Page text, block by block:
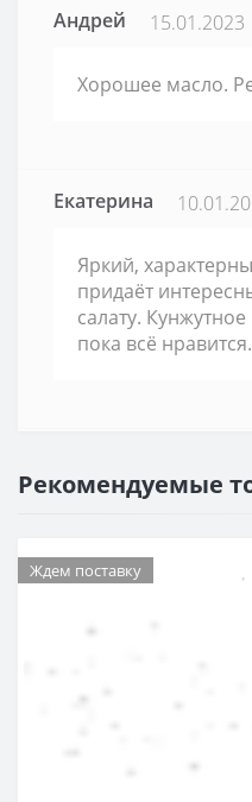
Андрей 15.01.2023
Хорошее масло.
Екатерина
Яркий,
придаёт
салату.
пока всё нравится.
Рекомендуемые
Ждем поставку